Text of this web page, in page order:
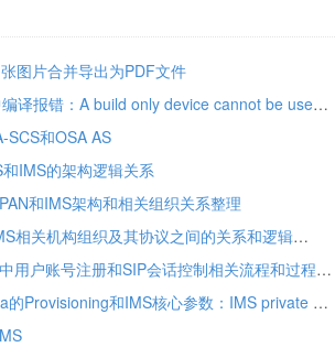
图片合并导出为PDF文件
【已解决】XCode中编译报错：A build only device cannot be used to run this target o supported iOS devices are available
SCS和OSA AS
和IMS的架构逻辑关系
和IMS架构和相关组织关系整理
【已解决】RCS和IMS相关机构组织及其协议之间的关系和逻辑
【未解决】IMS系统中用户账号注册和SIP会话控制相关流程和过程逻辑
【未解决】搞懂rcsjta的Provisioning和IMS核心参数：IMS private URI for HTTP Digest